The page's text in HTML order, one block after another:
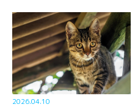
2026.04.10